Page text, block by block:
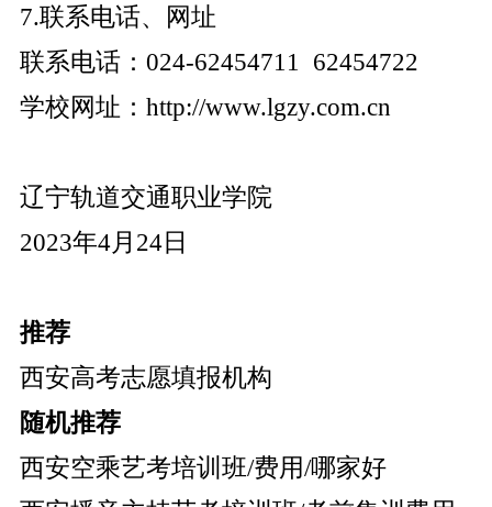
7.联系电话、网址
联系电话：024-62454711 62454722
学校网址： http://www.lgzy.com.cn
辽宁轨道交通职业学院
2023年4月24日
推荐
西安高考志愿填报机构
随机推荐
西安空乘艺考培训班/费用/哪家好